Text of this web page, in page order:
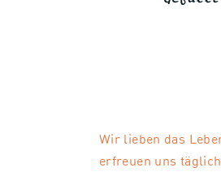
Wir lieben das
erfreuen uns